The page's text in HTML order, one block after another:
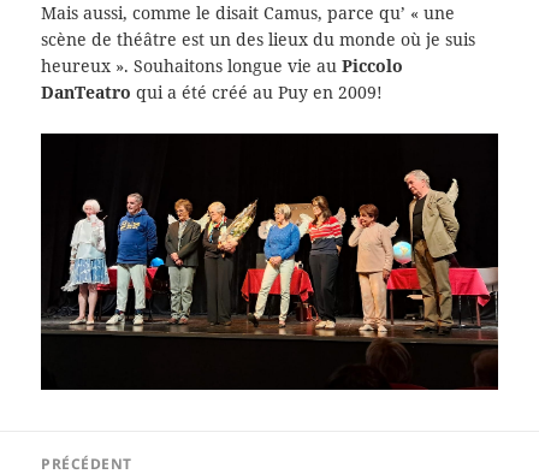
Mais aussi, comme le disait Camus, parce qu’ « une
scène de théâtre est un des lieux du monde où je suis
heureux ». Souhaitons longue vie auPiccolo
DanTeatro qui a été créé au Puy en 2009!
PRÉCÉDENT